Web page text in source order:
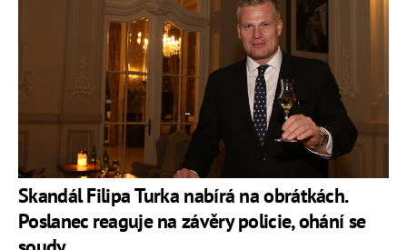
Skandál Filipa Turka nabírá na obrátkách.
Poslanec reaguje na závěry policie, ohání se